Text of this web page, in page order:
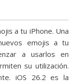
a tu iPhone. Una
emojis a tu
a usarlos en
su utilización.
iOS 26.2 es la